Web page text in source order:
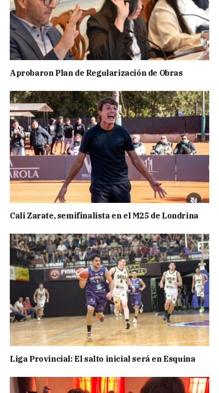
Aprobaron Plan de Regularización de Obras
Cali Zarate, semifinalista en el M25 de Londrina
Liga Provincial: El salto inicial será en Esquina